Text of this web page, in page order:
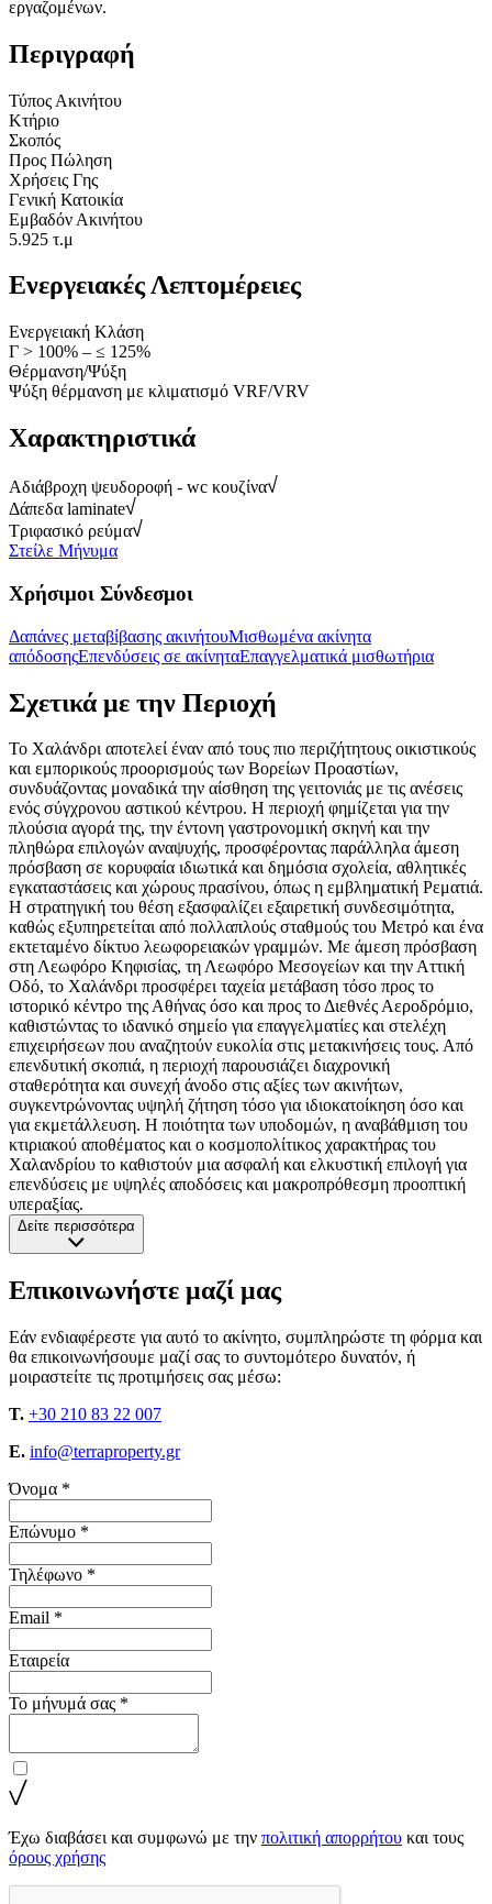
εργαζομένων.
Περιγραφή
Τύπος Ακινήτου
Κτήριο
Σκοπός
Προς Πώληση
Χρήσεις Γης
Γενική Κατοικία
Εμβαδόν Ακινήτου
5.925 τ.μ
Ενεργειακές Λεπτομέρειες
Ενεργειακή Κλάση
Γ > 100% – ≤ 125%
Θέρμανση/Ψύξη
Ψύξη θέρμανση με κλιματισμό VRF/VRV
Χαρακτηριστικά
Αδιάβροχη ψευδοροφή - wc κουζίνα
Δάπεδα laminate
Τριφασικό ρεύμα
Στείλε Μήνυμα
Χρήσιμοι Σύνδεσμοι
Δαπάνες μεταβίβασης ακινήτουΜισθωμένα ακίνητα
απόδοσηςΕπενδύσεις σε ακίνηταΕπαγγελματικά μισθωτήρια
Σχετικά με την Περιοχή
Το Χαλάνδρι αποτελεί έναν από τους πιο περιζήτητους οικιστικούς
και εμπορικούς προορισμούς των Βορείων Προαστίων,
συνδυάζοντας μοναδικά την αίσθηση της γειτονιάς με τις ανέσεις
ενός σύγχρονου αστικού κέντρου. Η περιοχή φημίζεται για την
πλούσια αγορά της, την έντονη γαστρονομική σκηνή και την
πληθώρα επιλογών αναψυχής, προσφέροντας παράλληλα άμεση
πρόσβαση σε κορυφαία ιδιωτικά και δημόσια σχολεία, αθλητικές
εγκαταστάσεις και χώρους πρασίνου, όπως η εμβληματική Ρεματιά.
Η στρατηγική του θέση εξασφαλίζει εξαιρετική συνδεσιμότητα,
καθώς εξυπηρετείται από πολλαπλούς σταθμούς του Μετρό και ένα
εκτεταμένο δίκτυο λεωφορειακών γραμμών. Με άμεση πρόσβαση
στη Λεωφόρο Κηφισίας, τη Λεωφόρο Μεσογείων και την Αττική
Οδό, το Χαλάνδρι προσφέρει ταχεία μετάβαση τόσο προς το
ιστορικό κέντρο της Αθήνας όσο και προς το Διεθνές Αεροδρόμιο,
καθιστώντας το ιδανικό σημείο για επαγγελματίες και στελέχη
επιχειρήσεων που αναζητούν ευκολία στις μετακινήσεις τους. Από
επενδυτική σκοπιά, η περιοχή παρουσιάζει διαχρονική
σταθερότητα και συνεχή άνοδο στις αξίες των ακινήτων,
συγκεντρώνοντας υψηλή ζήτηση τόσο για ιδιοκατοίκηση όσο και
για εκμετάλλευση. Η ποιότητα των υποδομών, η αναβάθμιση του
κτιριακού αποθέματος και ο κοσμοπολίτικος χαρακτήρας του
Χαλανδρίου το καθιστούν μια ασφαλή και ελκυστική επιλογή για
επενδύσεις με υψηλές αποδόσεις και μακροπρόθεσμη προοπτική
υπεραξίας.
Δείτε περισσότερα
Επικοινωνήστε μαζί μας
Εάν ενδιαφέρεστε για αυτό το ακίνητο, συμπληρώστε τη φόρμα και
θα επικοινωνήσουμε μαζί σας το συντομότερο δυνατόν, ή
μοιραστείτε τις προτιμήσεις σας μέσω:
T. +30 210 83 22 007
E. info@terraproperty.gr
Όνομα *
Επώνυμο *
Τηλέφωνο *
Email *
Εταιρεία
Το μήνυμά σας *
Έχω διαβάσει και συμφωνώ με την πολιτική απορρήτου και τους
όρους χρήσης